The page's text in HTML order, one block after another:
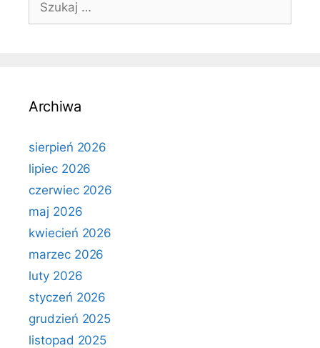
Archiwa
sierpień 2026
lipiec 2026
czerwiec 2026
maj 2026
kwiecień 2026
marzec 2026
luty 2026
styczeń 2026
grudzień 2025
listopad 2025